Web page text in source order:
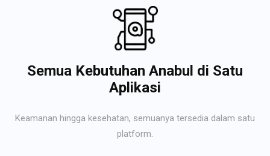
Semua Kebutuhan Anabul di Satu
Aplikasi
Keamanan hingga kesehatan, semuanya tersedia dalam satu
platform.